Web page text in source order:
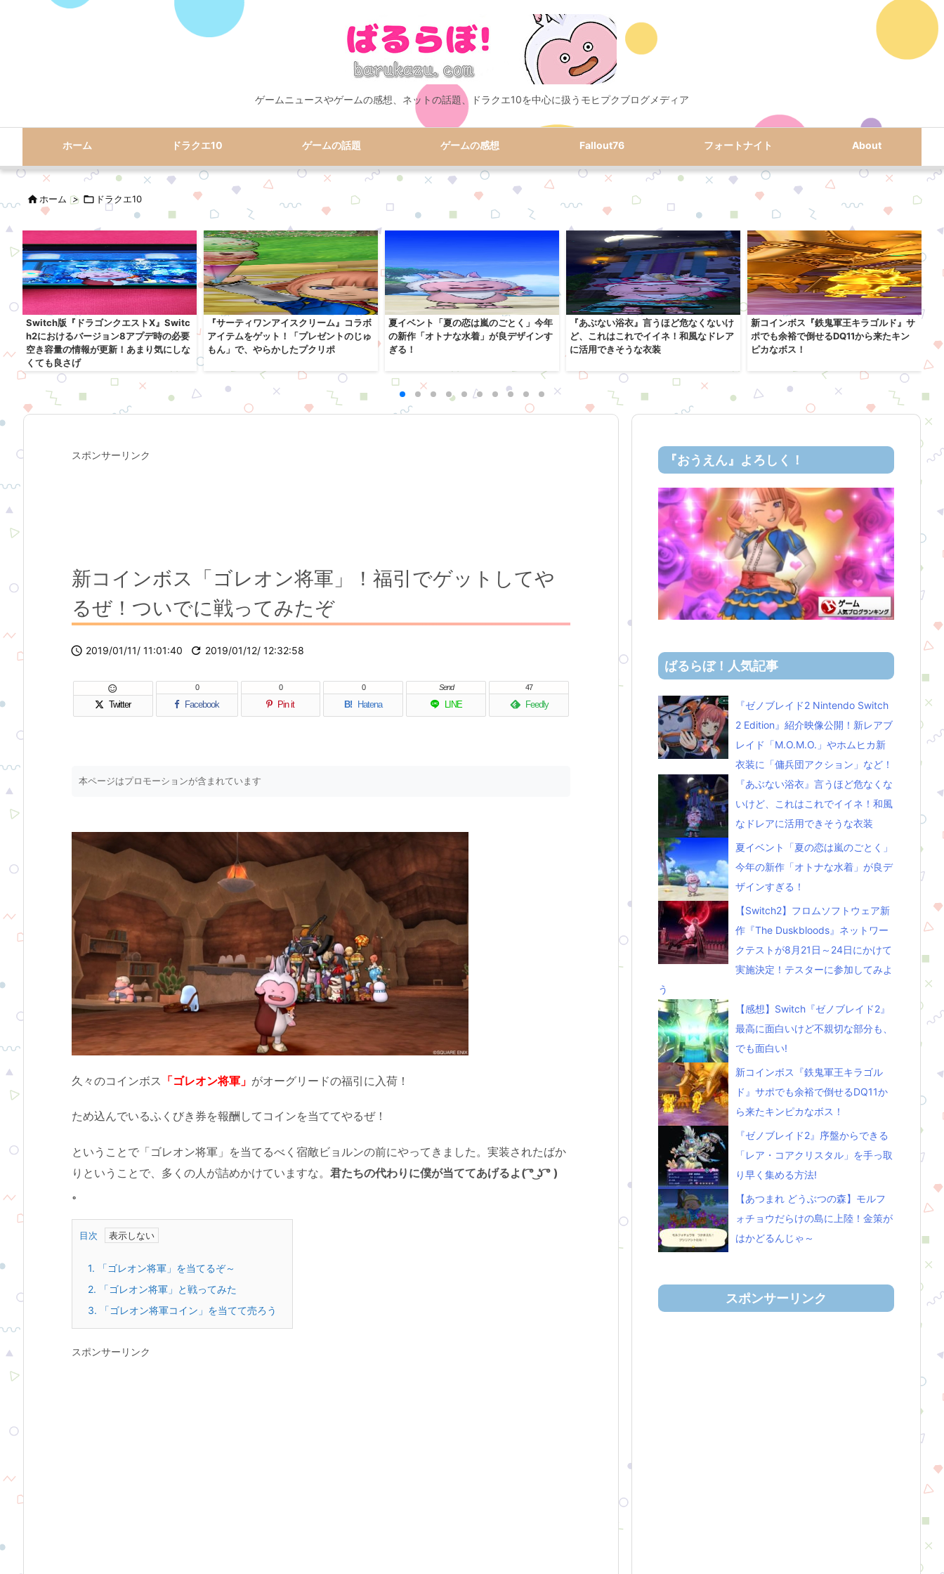
ゲームニュースやゲームの感想、ネットの話題、ドラクエ10を中心に扱うモヒプクブログメディア
ホーム ドラクエ10 ゲームの話題 ゲームの感想 Fallout76 フォートナイト About
ホーム >  ドラクエ10
Switch版『ドラゴンクエストX』Switc
h2におけるバージョン8アプデ時の必要
空き容量の情報が更新！あまり気にしな
くても良さげ
『サーティワンアイスクリーム』コラボ
アイテムをゲット！「プレゼントのじゅ
もん」で、やらかしたプクリポ
夏イベント「夏の恋は嵐のごとく」今年
の新作「オトナな水着」が良デザインす
ぎる！
『あぶない浴衣』言うほど危なくないけ
ど、これはこれでイイネ！和風なドレア
に活用できそうな衣装
新コインボス『鉄鬼軍王キラゴルド』サ
ポでも余裕で倒せるDQ11から来たキン
ピカなボス！
スポンサーリンク
新コインボス「ゴレオン将軍」！福引でゲットしてや
るぜ！ついでに戦ってみたぞ
 2019/01/11/ 11:01:40  2019/01/12/ 12:32:58
Twitter

Facebook
0
Pin it
0
B! Hatena
0
LINE
Send
Feedly
47
本ページはプロモーションが含まれています
久々のコインボス 「ゴレオン将軍」 がオーグリードの福引に入荷！
ため込んでいるふくびき券を報酬してコインを当ててやるぜ！
ということで「ゴレオン将軍」を当てるべく宿敵ビョルンの前にやってきました。実装されたばか
りということで、多くの人が詰めかけていますな。 君たちの代わりに僕が当ててあげるよ( ͡° ͜ʖ ͡° )
。
目次
1. 「ゴレオン将軍」を当てるぞ～
2. 「ゴレオン将軍」と戦ってみた
3. 「ゴレオン将軍コイン」を当てて売ろう
スポンサーリンク
『おうえん』よろしく！
ばるらぼ！人気記事
『ゼノブレイド2 Nintendo Switch
2 Edition』紹介映像公開！新レアブ
レイド「M.O.M.O.」やホムヒカ新
衣装に「傭兵団アクション」など！
『あぶない浴衣』言うほど危なくな
いけど、これはこれでイイネ！和風
なドレアに活用できそうな衣装
夏イベント「夏の恋は嵐のごとく」
今年の新作「オトナな水着」が良デ
ザインすぎる！
【Switch2】フロムソフトウェア新
作『The Duskbloods』ネットワー
クテストが8月21日～24日にかけて
実施決定！テスターに参加してみよ
う
【感想】Switch『ゼノブレイド2』
最高に面白いけど不親切な部分も、
でも面白い!
新コインボス『鉄鬼軍王キラゴル
ド』サポでも余裕で倒せるDQ11か
ら来たキンピカなボス！
『ゼノブレイド2』序盤からできる
「レア・コアクリスタル」を手っ取
り早く集める方法!
【あつまれ どうぶつの森】モルフ
ォチョウだらけの島に上陸！金策が
はかどるんじゃ～
スポンサーリンク